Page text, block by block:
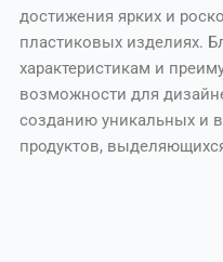
достижения ярких и
пластиковых изделиях.
характеристикам и
возможности для
созданию уникальных и
продуктов,